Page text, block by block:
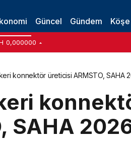
Güncel Gündem Köşe
0,000000
konnektör üreticisi ARMSTO, SAHA